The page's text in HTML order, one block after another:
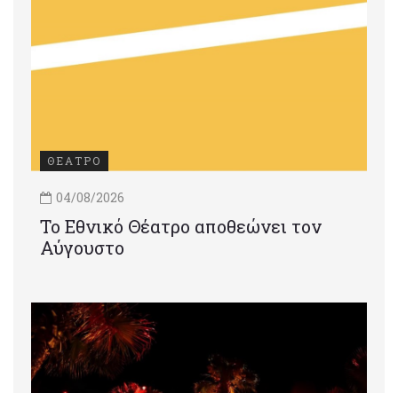
ΘΕΑΤΡΟ
04/08/2026
Το Εθνικό Θέατρο αποθεώνει τον
Αύγουστο